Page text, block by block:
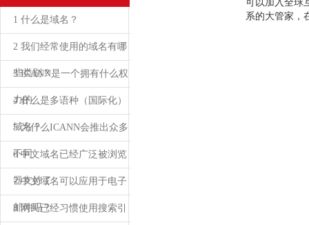
1 什么是域名？
2 我们经常使用的域名有哪
些类别？
3 ICANN是一个拥有什么权
力的
4 什么是多语种（国际化）
域名？
5 为什么ICANN会推出众多
不同
6 中文域名已经广泛被浏览
器支持了
7 中文域名可以应用于电子
邮件吗？
8 网民已经习惯使用搜索引
可以加入全球
系的大管家，